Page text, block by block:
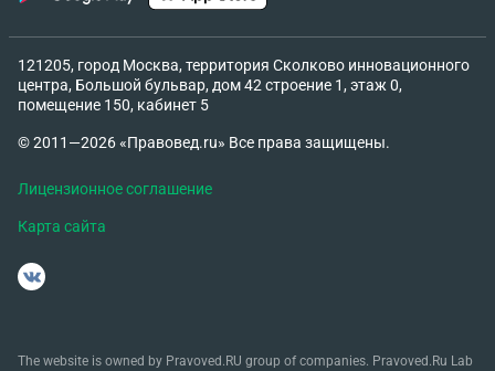
121205, город Москва, территория Сколково инновационного
центра, Большой бульвар, дом 42 строение 1, этаж 0,
помещение 150, кабинет 5
© 2011—2026 «Правовед.ru» Все права защищены.
Лицензионное соглашение
Карта сайта
The website is owned by Pravoved.RU group of companies. Pravoved.Ru Lab